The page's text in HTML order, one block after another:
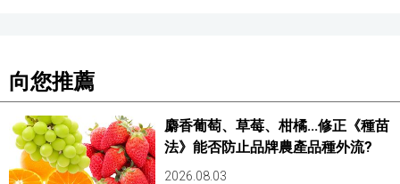
向您推薦
麝香葡萄、草莓、柑橘...修正《種苗
法》能否防止品牌農產品種外流?
2026.08.03